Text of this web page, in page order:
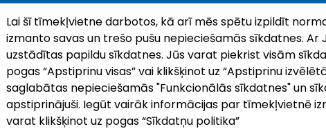
Pilsētas svētki`26 | Ludzai 849
Lai šī tīmekļvietne darbotos, kā arī mēs spētu izpildīt
izmanto savas un trešo pušu nepieciešamās sīkdatnes. Ar
uzstādītas papildu sīkdatnes. Jūs varat piekrist visām
pogas “Apstiprinu visas” vai klikšķinot uz “Apstiprinu
saglabātas nepieciešamās "Funkcionālās sīkdatnes" un
apstiprinājuši. Iegūt vairāk informācijas par tīmekļvietnē
varat klikšķinot uz pogas “Sīkdatņu politika”